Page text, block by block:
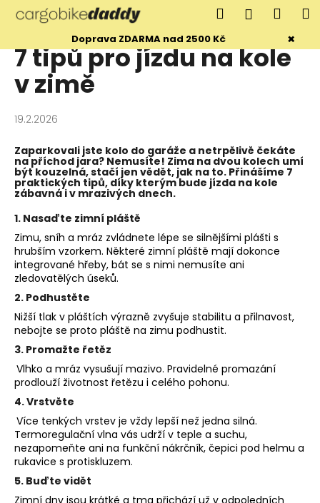
Doprava ZDARMA nad 2500 Kč ×
Hledat
košík
7 tipů pro jízdu na kole
v zimě
19.2.2026
Zaparkovali jste kolo do garáže a netrpělivě čekáte
na příchod jara? Nemusíte! Zima na dvou kolech umí
být kouzelná, stačí jen vědět, jak na to. Přinášíme 7
praktických tipů, díky kterým bude jízda na kole
zábavná i v mrazivých dnech.
1. Nasaďte zimní pláště
Zimu, sníh a mráz zvládnete lépe se silnějšími plášti s
hrubším vzorkem. Některé zimní pláště mají dokonce
integrované hřeby, bát se s nimi nemusíte ani
zledovatělých úseků.
2. Podhustěte
Nižší tlak v pláštích výrazně zvyšuje stabilitu a přilnavost,
nebojte se proto pláště na zimu podhustit.
3. Promažte řetěz
Vlhko a mráz vysušují mazivo. Pravidelné promazání
prodlouží životnost řetězu i celého pohonu.
4. Vrstvěte
Více tenkých vrstev je vždy lepší než jedna silná.
Termoregulační vlna vás udrží v teple a suchu,
nezapomeňte ani na funkční nákrčník, čepici pod helmu a
rukavice s protiskluzem.
5. Buďte vidět
Zimní dny jsou krátké a tma přichází už v odpoledních
š
C
o
p
t
ř
e
u
j
e
t
e
n
a
j
í
t
?